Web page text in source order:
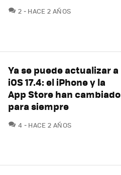
2 COMENTARIOS
HACE 2 AÑOS
Ya se puede actualizar a
iOS 17.4: el iPhone y la
App Store han cambiado
para siempre
4 COMENTARIOS
HACE 2 AÑOS